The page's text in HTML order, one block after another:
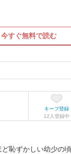
今すぐ無料で読む
キープ登録
12人登録中
恥ずかしい幼少の